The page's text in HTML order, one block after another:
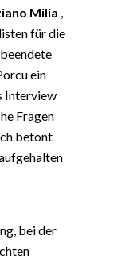
Milia
für die
ein
Interview
Fragen
betont
bei der